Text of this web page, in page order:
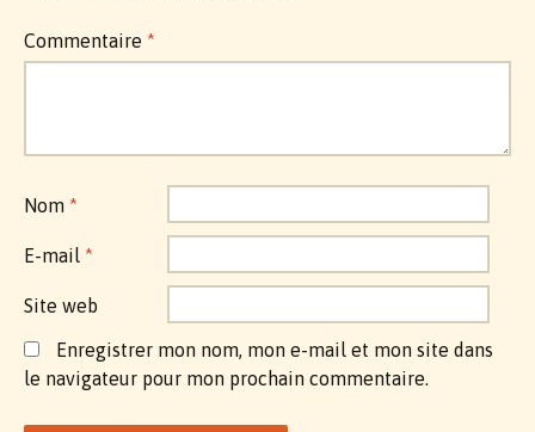
Commentaire *
Nom *
E-mail *
Site web
Enregistrer mon nom, mon e-mail et mon site dans
le navigateur pour mon prochain commentaire.